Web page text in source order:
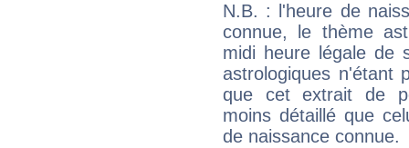
N.B. : l'heure de
connue, le thème
midi heure légale de
astrologiques n'étant
que cet extrait de
moins détaillé que
de naissance connue.